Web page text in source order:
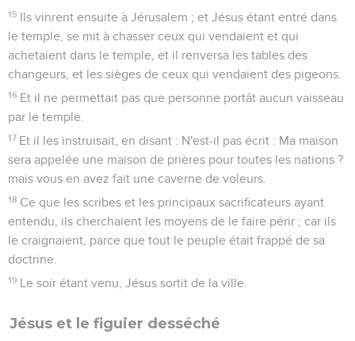
15 Ils vinrent ensuite à Jérusalem ; et Jésus étant entré dans
le temple, se mit à chasser ceux qui vendaient et qui
achetaient dans le temple, et il renversa les tables des
changeurs, et les sièges de ceux qui vendaient des pigeons.
16 Et il ne permettait pas que personne portât aucun vaisseau
par le temple.
17 Et il les instruisait, en disant : N'est-il pas écrit : Ma maison
sera appelée une maison de prières pour toutes les nations ?
mais vous en avez fait une caverne de voleurs.
18 Ce que les scribes et les principaux sacrificateurs ayant
entendu, ils cherchaient les moyens de le faire périr ; car ils
le craignaient, parce que tout le peuple était frappé de sa
doctrine.
19 Le soir étant venu, Jésus sortit de la ville.
Jésus et le figuier desséché